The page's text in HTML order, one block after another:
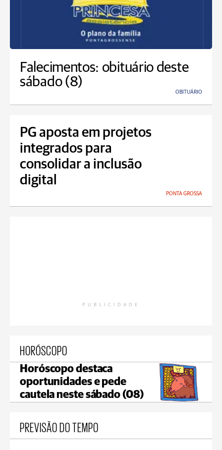
Falecimentos: obituário deste
sábado (8)
OBITUÁRIO
PG aposta em projetos
integrados para
consolidar a inclusão
digital
PONTA GROSSA
PUBLICIDADE
HORÓSCOPO
Horóscopo destaca
oportunidades e pede
cautela neste sábado (08)
PREVISÃO DO TEMPO